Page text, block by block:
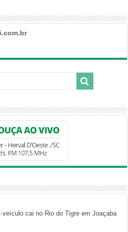
veículo cai no Rio do Tigre em Joaçaba